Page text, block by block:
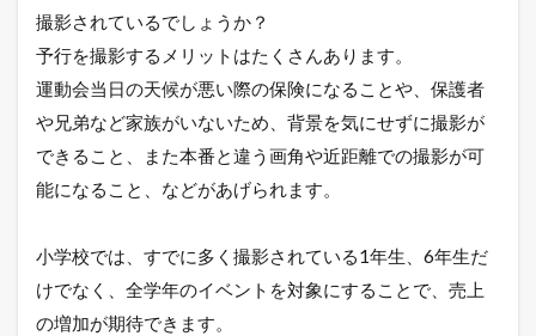
撮影されているでしょうか？
予行を撮影するメリットはたくさんあります。
運動会当日の天候が悪い際の保険になることや、保護者
や兄弟など家族がいないため、背景を気にせずに撮影が
できること、また本番と違う画角や近距離での撮影が可
能になること、などがあげられます。
小学校では、すでに多く撮影されている1年生、6年生だ
けでなく、全学年のイベントを対象にすることで、売上
の増加が期待できます。